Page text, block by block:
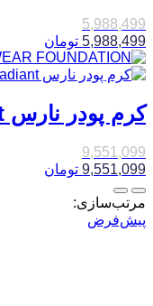
5,988,499
5,988,499 تومان
کرم پودر نارس Natural Radiant
9,551,099
9,551,099 تومان
مرتب‌سازی:
پیش‌فرض